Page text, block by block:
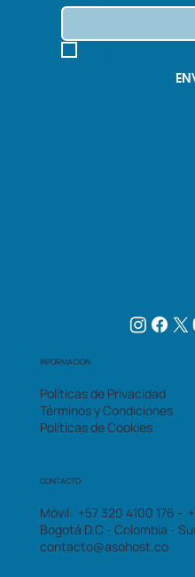
INFORMACIÓN
Políticas de Privacidad
Términos y Condiciones
Políticas de Cookies
CONTACTO
Móvil: +57 320 4100 176 -
Bogotá D.C - Colombia -
contacto@asohost.co